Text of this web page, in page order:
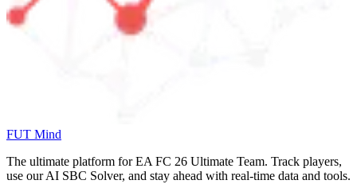
FUT Mind
The ultimate platform for EA FC 26 Ultimate Team. Track players,
use our AI SBC Solver, and stay ahead with real-time data and tools.